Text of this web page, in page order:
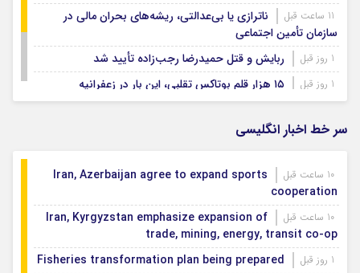
ناترازی یا بی‌عدالتی، ریشه‌های بحران مالی در
سازمان تأمین اجتماعی
ربایش و قتل حمیدرضا رجب‌زاده تأیید شد
۱۵ هزار قلم بوتاکس تقلبی، این بار در زعفرانیه
خشکسالی
سر خط اخبار انگلیسی
Iran, Azerbaijan agree to expand sports
cooperation
Iran, Kyrgyzstan emphasize expansion of
trade, mining, energy, transit co-op
Fisheries transformation plan being prepared